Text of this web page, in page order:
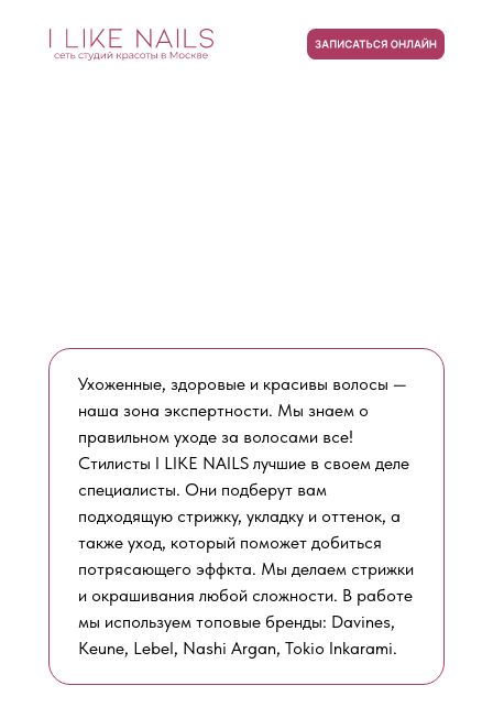
Ухоженные, здоровые и красивы волосы —
наша зона экспертности. Мы знаем о
правильном уходе за волосами все!
Стилисты I LIKE NAILS лучшие в своем деле
специалисты. Они подберут вам
подходящую стрижку, укладку и оттенок, а
также уход, который поможет добиться
потрясающего эффкта. Мы делаем стрижки
и окрашивания любой сложности. В работе
мы используем топовые бренды: Davines,
Keune, Lebel, Nashi Argan, Tokio Inkarami.